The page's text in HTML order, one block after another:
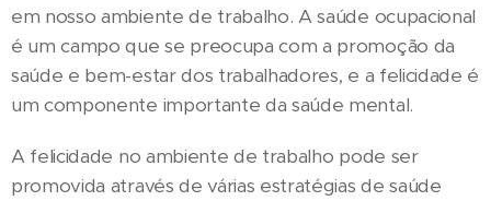
em nosso ambiente de trabalho. A saúde ocupacional
é um campo que se preocupa com a promoção da
saúde e bem-estar dos trabalhadores, e a felicidade é
um componente importante da saúde mental.
A felicidade no ambiente de trabalho pode ser
promovida através de várias estratégias de saúde